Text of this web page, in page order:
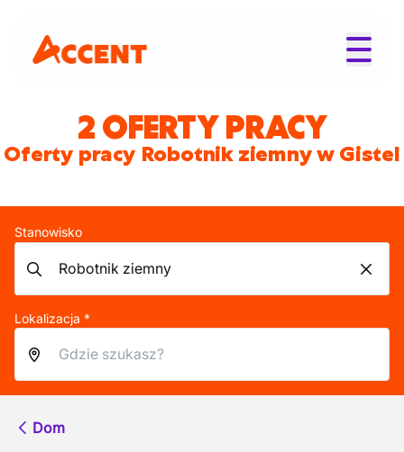
2 OFERTY PRACY
Oferty pracy Robotnik ziemny w Gistel
Stanowisko
Lokalizacja *
Dom